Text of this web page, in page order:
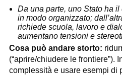
Da una parte, uno Stato ha
in modo organizzato;
richiede scuola, lavoro e
aumentano tensioni e
Cosa può andare storto:
(“aprire/chiudere le frontiere”).
complessità e usare esempi di